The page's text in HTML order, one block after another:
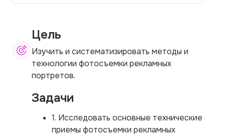
Цель
Изучить и систематизировать методы и
технологии фотосъемки рекламных
портретов.
Задачи
1. Исследовать основные технические
приемы фотосъемки рекламных